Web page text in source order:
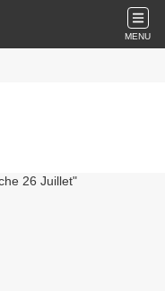
MENU